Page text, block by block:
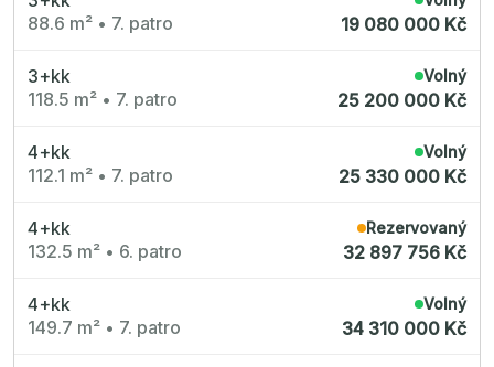
88.6 m² • 7. patro 19 080 000 Kč
3+kk
118.5 m² • 7. patro
Volný
25 200 000 Kč
4+kk
112.1 m² • 7. patro
Volný
25 330 000 Kč
4+kk
132.5 m² • 6. patro
Rezervovaný
32 897 756 Kč
4+kk
149.7 m² • 7. patro
Volný
34 310 000 Kč